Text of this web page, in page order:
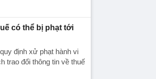
có thể bị phạt tới
định xử phạt hành vi
trao đổi thông tin về thuế